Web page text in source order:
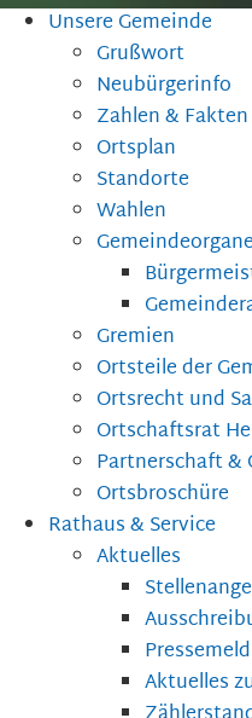
Unsere Gemeinde
Grußwort
Neubürgerinfo
Zahlen & Fakten
Ortsplan
Standorte
Wahlen
Gemeindeorgane
Gremien
Ortsteile der
Ortsrecht und
Ortschaftsrat
Partnerschaft &
Ortsbroschüre
Rathaus & Service
Aktuelles
Aktuelles